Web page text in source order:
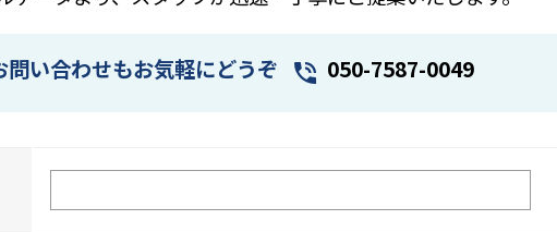
問い合わせもお気軽にどうぞ 050-7587-0049